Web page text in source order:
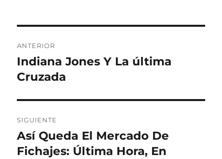
de
entradas
ANTERIOR
Entrada
anterior:
Indiana Jones Y La última
Cruzada
SIGUIENTE
Entrada
siguiente:
Así Queda El Mercado De
Fichajes: Última Hora, En